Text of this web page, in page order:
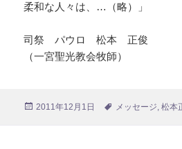
柔和な人々は、…（略）」
司祭 パウロ 松本 正俊
（一宮聖光教会牧師）
投
2011年12月1日
タ
メッセージ,松本